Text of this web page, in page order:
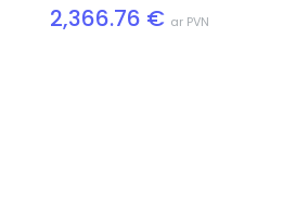
2,366.76 € ar PVN